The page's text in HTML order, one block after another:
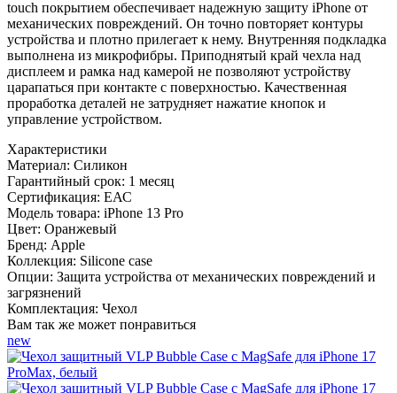
touch покрытием обеспечивает надежную защиту iPhone от
механических повреждений. Он точно повторяет контуры
устройства и плотно прилегает к нему. Внутренняя подкладка
выполнена из микрофибры. Приподнятый край чехла над
дисплеем и рамка над камерой не позволяют устройству
царапаться при контакте с поверхностью. Качественная
проработка деталей не затрудняет нажатие кнопок и
управление устройством.
Характеристики
Материал: Силикон
Гарантийный срок: 1 месяц
Сертификация: ЕАС
Модель товара: iPhone 13 Pro
Цвет: Оранжевый
Бренд: Apple
Коллекция: Silicone case
Опции: Защита устройства от механических повреждений и
загрязнений
Комплектация: Чехол
Вам так же может понравиться
new